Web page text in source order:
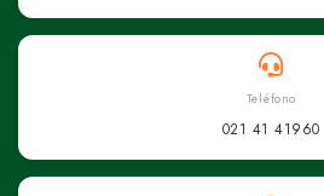
Teléfono
021 41 41960